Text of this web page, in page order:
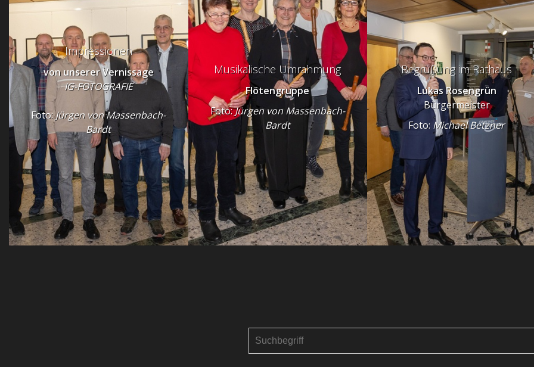
Impressionen
von unserer Vernissage
IG-FOTOGRAFIE
Foto:Jürgen von Massenbach-
Bardt
Musikalische Umrahmung
Flötengruppe
Foto:Jürgen von Massenbach-
Bardt
Begrüßung im Rathaus
Lukas Rosengrün
Bürgermeister
Foto: Michael Betzner